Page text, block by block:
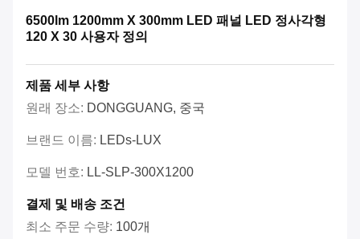
6500lm 1200mm X 300mm LED 패널 LED 정사각형
120 X 30 사용자 정의
제품 세부 사항
원래 장소: DONGGUANG, 중국
브랜드 이름: LEDs-LUX
모델 번호: LL-SLP-300X1200
결제 및 배송 조건
최소 주문 수량: 100개